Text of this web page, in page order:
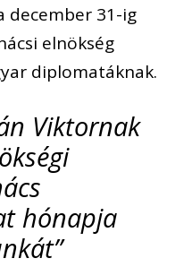
december 31-ig
elnökség
diplomatáknak.
Viktornak
hónapja